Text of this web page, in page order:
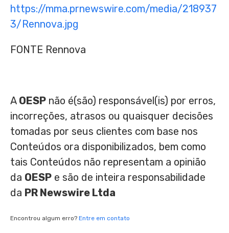
https://mma.prnewswire.com/media/218937
3/Rennova.jpg
FONTE Rennova
A OESP não é(são) responsável(is) por erros,
incorreções, atrasos ou quaisquer decisões
tomadas por seus clientes com base nos
Conteúdos ora disponibilizados, bem como
tais Conteúdos não representam a opinião
da OESP e são de inteira responsabilidade
da PR Newswire Ltda
Encontrou algum erro? Entre em contato